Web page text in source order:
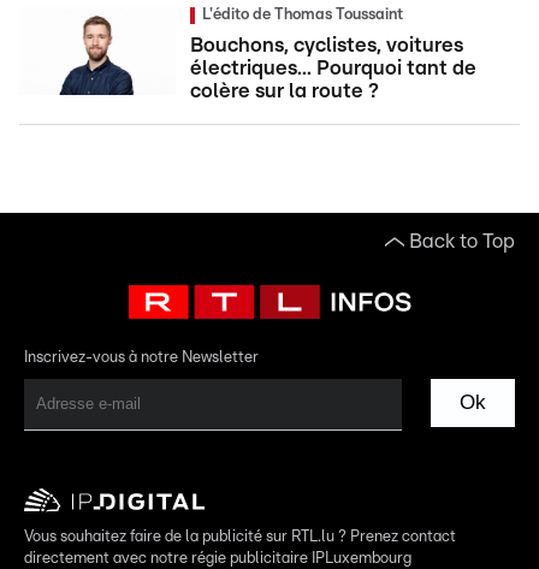
L'édito de Thomas Toussaint
Bouchons, cyclistes, voitures
électriques... Pourquoi tant de
colère sur la route ?
Back to Top
Inscrivez-vous à notre Newsletter
Ok
Vous souhaitez faire de la publicité sur RTL.lu ? Prenez contact
directement avec notre régie publicitaire IPLuxembourg